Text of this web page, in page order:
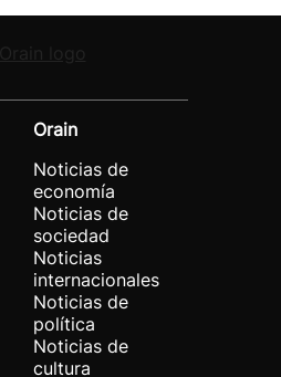
Orain
Noticias de
economía
Noticias de
sociedad
Noticias
internacionales
Noticias de
política
Noticias de
cultura